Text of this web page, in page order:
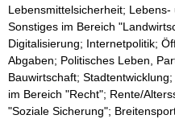
Lebensmittelsicherheit;
Sonstiges im Bereich
Digitalisierung; Internetpolitik;
Abgaben; Politisches Leben,
Bauwirtschaft;
im Bereich "Recht"; Rente/
"Soziale Sicherung";